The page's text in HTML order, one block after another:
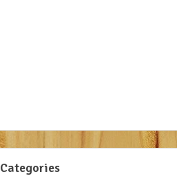
Categories